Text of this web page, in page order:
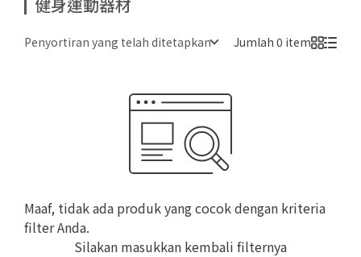
Penyortiran yang telah ditetapkan Jumlah 0 item
Maaf, tidak ada produk yang cocok dengan kriteria
filter Anda.
Silakan masukkan kembali filternya